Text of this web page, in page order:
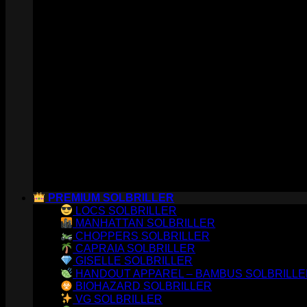
PREMIUM SOLBRILLER
LOCS SOLBRILLER
MANHATTAN SOLBRILLER
CHOPPERS SOLBRILLER
CAPRAIA SOLBRILLER
GISELLE SOLBRILLER
HANDOUT APPAREL – BAMBUS
BIOHAZARD SOLBRILLER
VG SOLBRILLER